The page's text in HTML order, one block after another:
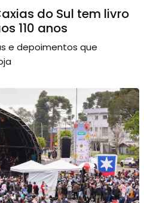
do Sul tem livro
110 anos
e depoimentos que